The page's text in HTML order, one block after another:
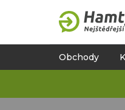
Obchody